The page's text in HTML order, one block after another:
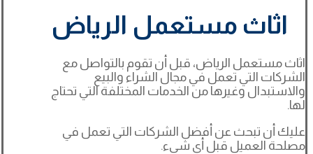
اثاث مستعمل الرياض
اثاث مستعمل الرياض، قبل أن تقوم بالتواصل مع
الشركات التي تعمل في مجال الشراء والبيع
والاستبدال وغيرها من الخدمات المختلفة التي تحتاج
لها.
عليك أن تبحث عن أفضل الشركات التي تعمل في
مصلحة العميل قبل أي شىء.